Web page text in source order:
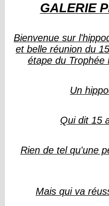
GALERIE
Bienvenue sur
et belle réunion du
étape du Trophée
Un
Qui dit 15
Rien de tel qu'une
Mais qui va